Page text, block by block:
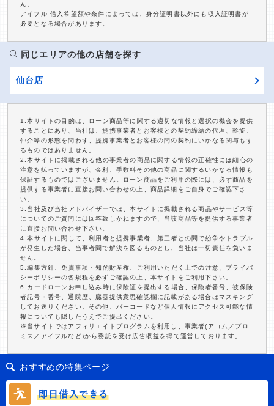
ん。
アイフル 借入希望額や条件によっては、身分証明書以外にも収入証明書が
必要となる場合があります。
同じエリアの他の店舗を探す
仙台店
1.本サイトの目的は、ローン商品等に関する適切な情報と選択の機会を提供
することにあり、当社は、提携事業者とお客様との契約締結の代理、斡旋、
仲介等の形態を問わず、提携事業者とお客様の間の契約にいかなる関与もす
るものではありません。
2.本サイトに掲載される他の事業者の商品に関する情報の正確性には細心の
注意を払っていますが、金利、手数料その他の商品に関するいかなる情報も
保証するものではございません。ローン商品をご利用の際には、必ず商品を
提供する事業者に直接お問い合わせの上、商品詳細をご自身でご確認下さ
い。
3.当社及び当社アドバイザーでは、本サイトに掲載される商品やサービス等
についてのご質問には回答致しかねますので、当該商品等を提供する事業者
に直接お問い合わせ下さい。
4.本サイトに関して、利用者と提携事業者、第三者との間で紛争やトラブル
が発生した場合、当事者間で解決を図るものとし、当社は一切責任を負いま
せん。
5.編集方針、免責事項・知的財産権、ご利用いただく上での注意、プライバ
シーポリシーの各規程を必ずご確認の上、本サイトをご利用下さい。
6.カードローンお申し込み時に保険証を提出する場合、保険者番号、被保険
者記号・番号、通院歴、臓器提供意思確認欄に記載がある場合はマスキング
してお送りください。その他、バーコードなど個人情報にアクセス可能な情
報についても隠したうえでご提出ください。
※当サイトではアフィリエイトプログラムを利用し、事業者(アコム／プロ
ミス／アイフルなど)から委託を受け広告収益を得て運営しております。
おすすめの特集ページ